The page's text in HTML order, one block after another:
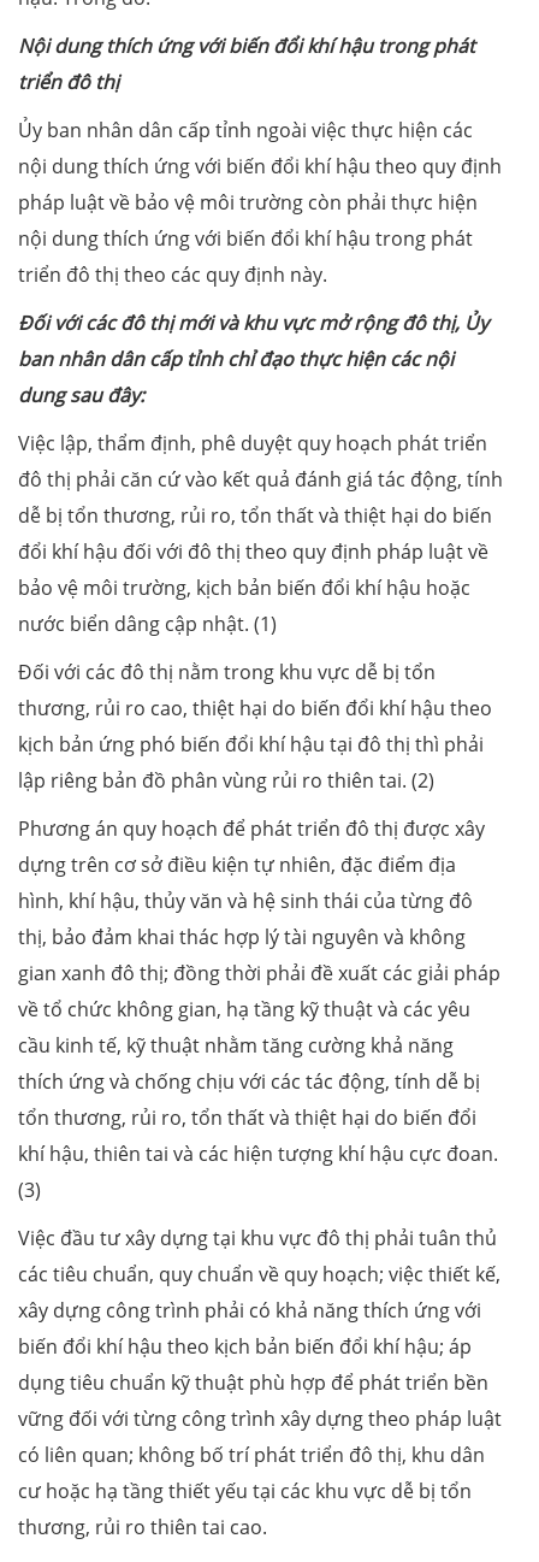
Nội dung thích ứng với biến đổi khí hậu trong phát
triển đô thị
Ủy ban nhân dân cấp tỉnh ngoài việc thực hiện các
nội dung thích ứng với biến đổi khí hậu theo quy định
pháp luật về bảo vệ môi trường còn phải thực hiện
nội dung thích ứng với biến đổi khí hậu trong phát
triển đô thị theo các quy định này.
Đối với các đô thị mới và khu vực mở rộng đô thị, Ủy
ban nhân dân cấp tỉnh chỉ đạo thực hiện các nội
dung sau đây:
Việc lập, thẩm định, phê duyệt quy hoạch phát triển
đô thị phải căn cứ vào kết quả đánh giá tác động, tính
dễ bị tổn thương, rủi ro, tổn thất và thiệt hại do biến
đổi khí hậu đối với đô thị theo quy định pháp luật về
bảo vệ môi trường, kịch bản biến đổi khí hậu hoặc
nước biển dâng cập nhật. (1)
Đối với các đô thị nằm trong khu vực dễ bị tổn
thương, rủi ro cao, thiệt hại do biến đổi khí hậu theo
kịch bản ứng phó biến đổi khí hậu tại đô thị thì phải
lập riêng bản đồ phân vùng rủi ro thiên tai. (2)
Phương án quy hoạch để phát triển đô thị được xây
dựng trên cơ sở điều kiện tự nhiên, đặc điểm địa
hình, khí hậu, thủy văn và hệ sinh thái của từng đô
thị, bảo đảm khai thác hợp lý tài nguyên và không
gian xanh đô thị; đồng thời phải đề xuất các giải pháp
về tổ chức không gian, hạ tầng kỹ thuật và các yêu
cầu kinh tế, kỹ thuật nhằm tăng cường khả năng
thích ứng và chống chịu với các tác động, tính dễ bị
tổn thương, rủi ro, tổn thất và thiệt hại do biến đổi
khí hậu, thiên tai và các hiện tượng khí hậu cực đoan.
(3)
Việc đầu tư xây dựng tại khu vực đô thị phải tuân thủ
các tiêu chuẩn, quy chuẩn về quy hoạch; việc thiết kế,
xây dựng công trình phải có khả năng thích ứng với
biến đổi khí hậu theo kịch bản biến đổi khí hậu; áp
dụng tiêu chuẩn kỹ thuật phù hợp để phát triển bền
vững đối với từng công trình xây dựng theo pháp luật
có liên quan; không bố trí phát triển đô thị, khu dân
cư hoặc hạ tầng thiết yếu tại các khu vực dễ bị tổn
thương, rủi ro thiên tai cao.